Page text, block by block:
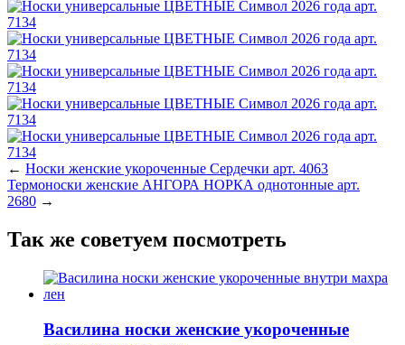
← Носки женские укороченные Сердечки арт. 4063
Термоноски женские АНГОРА НОРКА однотонные арт.
2680 →
Так же советуем посмотреть
Василина носки женские укороченные